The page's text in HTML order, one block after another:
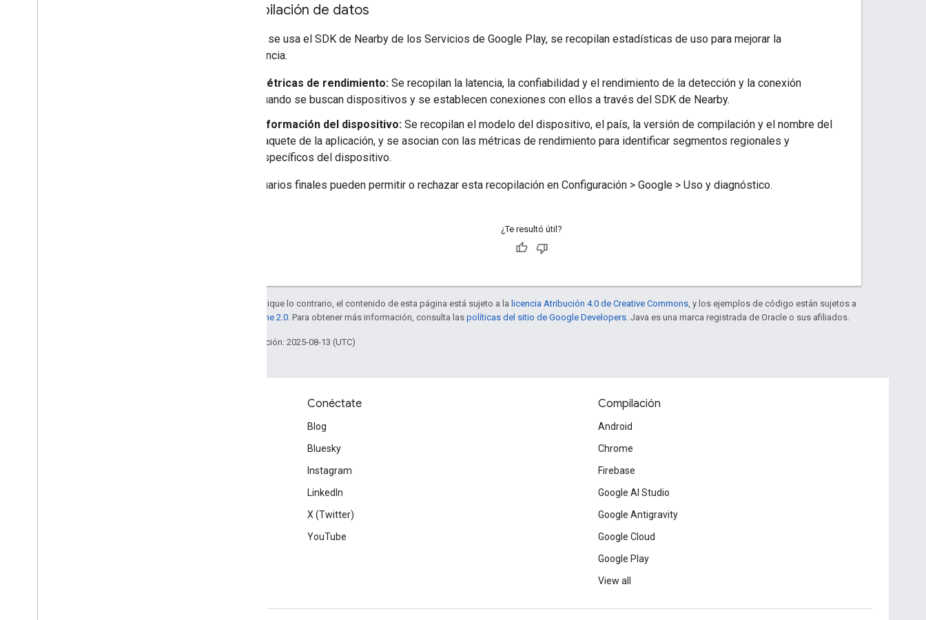
Recopilación de datos
Cuando se usa el SDK de Nearby de los Servicios de Google Play, se recopilan estadísticas de uso para mejorar la
experiencia.
Métricas de rendimiento: Se recopilan la latencia, la confiabilidad y el rendimiento de la detección y la conexión
cuando se buscan dispositivos y se establecen conexiones con ellos a través del SDK de Nearby.
Información del dispositivo: Se recopilan el modelo del dispositivo, el país, la versión de compilación y el nombre del
paquete de la aplicación, y se asocian con las métricas de rendimiento para identificar segmentos regionales y
específicos del dispositivo.
Los usuarios finales pueden permitir o rechazar esta recopilación en Configuración > Google > Uso y diagnóstico.
¿Te resultó útil?
Salvo que se indique lo contrario, el contenido de esta página está sujeto a la licencia Atribución 4.0 de Creative Commons , y los ejemplos de código están sujetos a
licencia Apache 2.0 . Para obtener más información, consulta las políticas del sitio de Google Developers . Java es una marca registrada de Oracle o sus afiliados.
Última actualización: 2025-08-13 (UTC)
Conéctate
Blog
Bluesky
Instagram
LinkedIn
X (Twitter)
YouTube
Compilación
Android
Chrome
Firebase
Google AI Studio
Google Antigravity
Google Cloud
Google Play
View all